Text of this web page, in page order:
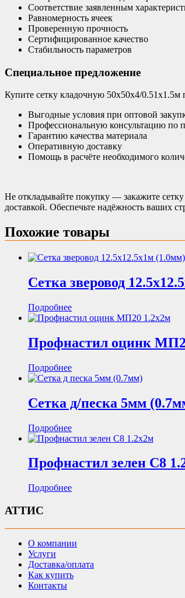
Соответствие заявленным
Равномерность ячеек
Проверенную прочность
Сертифицированное качество
Стабильность параметров
Специальное предложение
Купите сетку кладочную 50х50х4/0.51х1.5м
Выгодные условия при оптовой
Профессиональную консультацию по
Гарантию качества материала
Оперативную доставку
Помощь в расчёте необходимого
Не откладывайте покупку — закажите
доставкой. Обеспечьте надёжность ваших
Похожие товары
Сетка зверовод
Подробнее
Профнастил оцинк
Подробнее
Сетка д/песка 5мм
Подробнее
Профнастил зелен С8
Подробнее
АТТИС
О компании
Услуги
Доставка/оплата
Как купить
Контакты